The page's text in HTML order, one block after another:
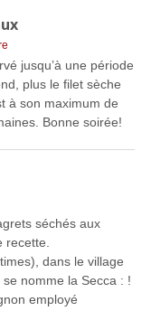
jusqu’à une période
plus le filet sèche
à son maximum de
Bonne soirée!
séchés aux
dans le village
nomme la Secca : !
employé